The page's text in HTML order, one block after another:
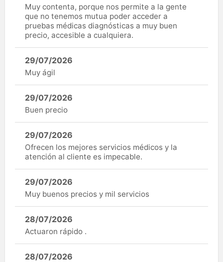
Muy contenta, porque nos permite a la gente
que no tenemos mutua poder acceder a
pruebas médicas diagnósticas a muy buen
precio, accesible a cualquiera.
29/07/2026
Muy ágil
29/07/2026
Buen precio
29/07/2026
Ofrecen los mejores servicios médicos y la
atención al cliente es impecable.
29/07/2026
Muy buenos precios y mil servicios
28/07/2026
Actuaron rápido .
28/07/2026